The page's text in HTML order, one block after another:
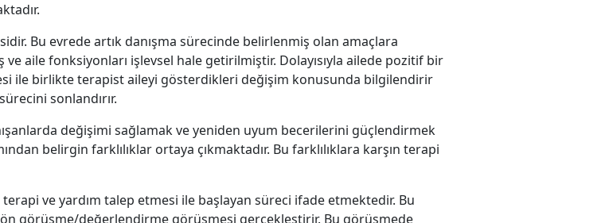
Bu evrede artık danışma sürecinde belirlenmiş olan amaçlara
ve aile fonksiyonları işlevsel hale getirilmiştir. Dolayısıyla ailede pozitif bir
ile birlikte terapist aileyi gösterdikleri değişim konusunda bilgilendirir
sonlandırır.
değişimi sağlamak ve yeniden uyum becerilerini güçlendirmek
belirgin farklılıklar ortaya çıkmaktadır. Bu farklılıklara karşın terapi
ve yardım talep etmesi ile başlayan süreci ifade etmektedir. Bu
ön görüşme/değerlendirme görüşmesi gerçekleştirir. Bu görüşmede